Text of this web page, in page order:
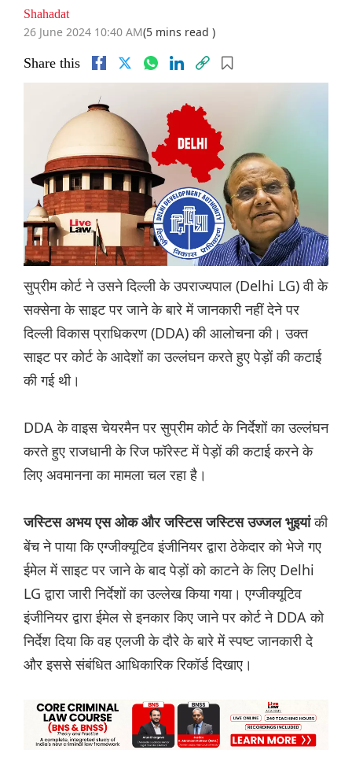
Shahadat
26 June 2024 10:40 AM(5 mins read )
Share this
सुप्रीम कोर्ट ने उसने दिल्ली के उपराज्यपाल (Delhi LG) वी के
सक्सेना के साइट पर जाने के बारे में जानकारी नहीं देने पर
दिल्ली विकास प्राधिकरण (DDA) की आलोचना की। उक्त
साइट पर कोर्ट के आदेशों का उल्लंघन करते हुए पेड़ों की कटाई
की गई थी।
DDA के वाइस चेयरमैन पर सुप्रीम कोर्ट के निर्देशों का उल्लंघन
करते हुए राजधानी के रिज फॉरेस्ट में पेड़ों की कटाई करने के
लिए अवमानना ​​का मामला चल रहा है।
जस्टिस अभय एस ओक और जस्टिस जस्टिस उज्जल भुइयांकी
बेंच ने पाया कि एग्जीक्यूटिव इंजीनियर द्वारा ठेकेदार को भेजे गए
ईमेल में साइट पर जाने के बाद पेड़ों को काटने के लिए Delhi
LG द्वारा जारी निर्देशों का उल्लेख किया गया। एग्जीक्यूटिव
इंजीनियर द्वारा ईमेल से इनकार किए जाने पर कोर्ट ने DDA को
निर्देश दिया कि वह एलजी के दौरे के बारे में स्पष्ट जानकारी दे
और इससे संबंधित आधिकारिक रिकॉर्ड दिखाए।